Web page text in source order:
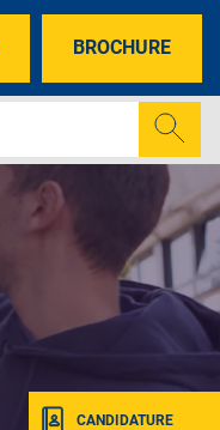
BROCHURE
CANDIDATURE